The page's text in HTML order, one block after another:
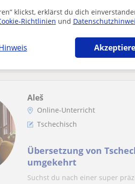
klickst, erklärst du dich
Richtlinien und
Lehrer für Deutsch als
als Fremdsprache
Ich habe einen Abschluss in
Sprache - Muttersprachler -
Aleš
Online-Unterricht
Tschechisch
Übersetzung von
umgekehrt
Suchst du nach einer super